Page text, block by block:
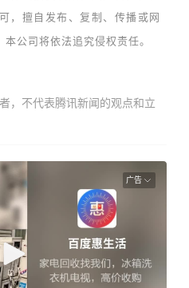
，擅自发布、复制、传播或网
公司将依法追究侵权责任。
，不代表腾讯新闻的观点和立
广告